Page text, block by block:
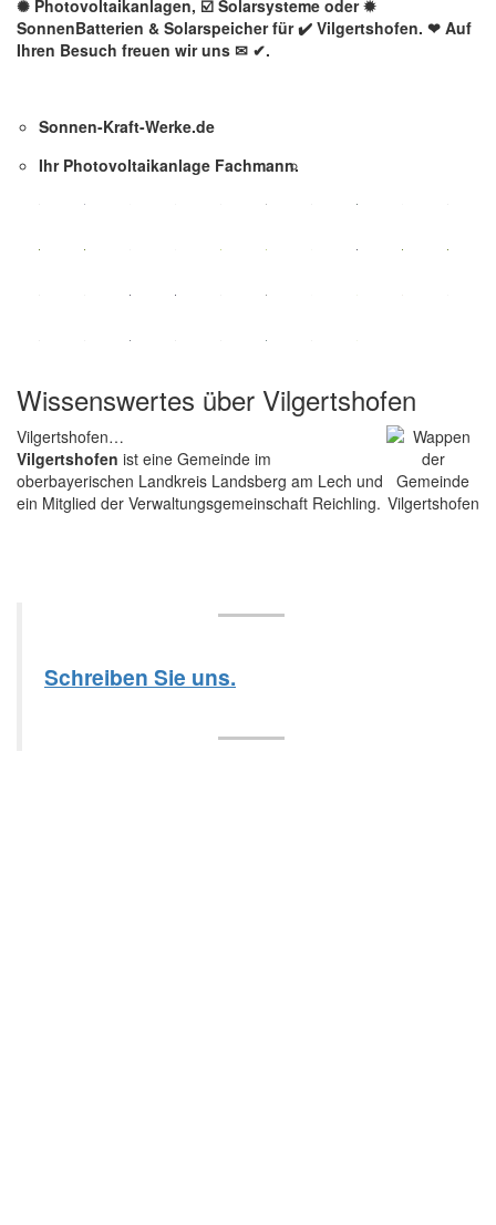
✺ Photovoltaikanlagen, ☑️ Solarsysteme oder ✹
SonnenBatterien & Solarspeicher für ✔️ Vilgertshofen. ❤ Auf
Ihren Besuch freuen wir uns ✉ ✔.
Sonnen-Kraft-Werke.de
Ihr Photovoltaikanlage Fachmann.
Wissenswertes über Vilgertshofen
Vilgertshofen…
Vilgertshofen ist eine Gemeinde im
oberbayerischen Landkreis Landsberg am Lech und
ein Mitglied der Verwaltungsgemeinschaft Reichling.
Schreiben Sie uns.